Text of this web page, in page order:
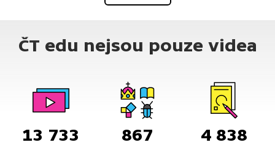
ČT edu nejsou pouze videa
13 733 867 4 838